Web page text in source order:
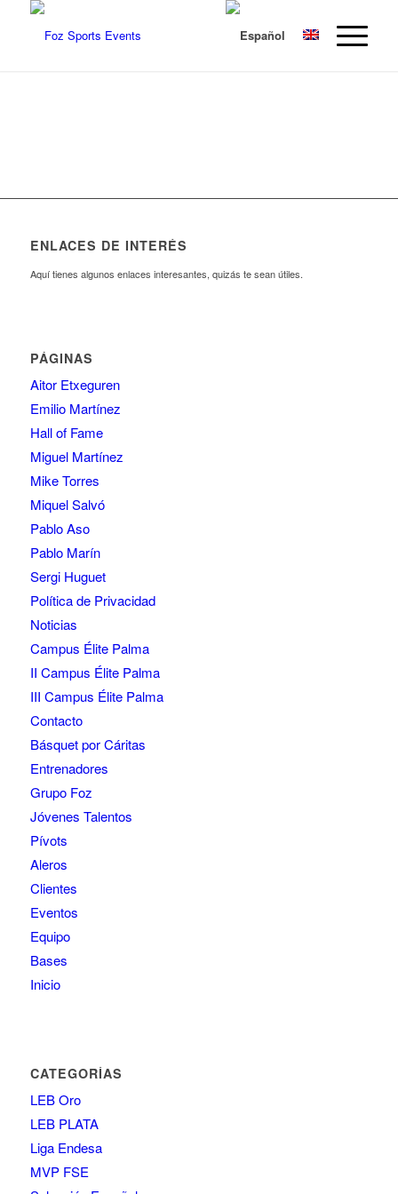
ENLACES DE INTERÉS
Aquí tienes algunos enlaces interesantes, quizás te sean útiles.
PÁGINAS
Aitor Etxeguren
Emilio Martínez
Hall of Fame
Miguel Martínez
Mike Torres
Miquel Salvó
Pablo Aso
Pablo Marín
Sergi Huguet
Política de Privacidad
Noticias
Campus Élite Palma
II Campus Élite Palma
III Campus Élite Palma
Contacto
Básquet por Cáritas
Entrenadores
Grupo Foz
Jóvenes Talentos
Pívots
Aleros
Clientes
Eventos
Equipo
Bases
Inicio
CATEGORÍAS
LEB Oro
LEB PLATA
Liga Endesa
MVP FSE